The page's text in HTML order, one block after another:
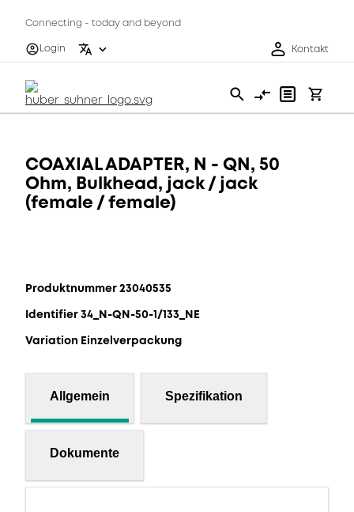
Connecting - today and beyond
Login
Kontakt
COAXIAL ADAPTER, N - QN, 50
Ohm, Bulkhead, jack / jack
(female / female)
Produktnummer 23040535
Identifier 34_N-QN-50-1/133_NE
Variation Einzelverpackung
Allgemein Spezifikation
Dokumente